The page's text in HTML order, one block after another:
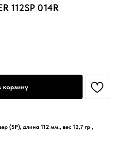
112SP 014R
корзину
(SP), длина 112 мм., вес 12,7 гр ,